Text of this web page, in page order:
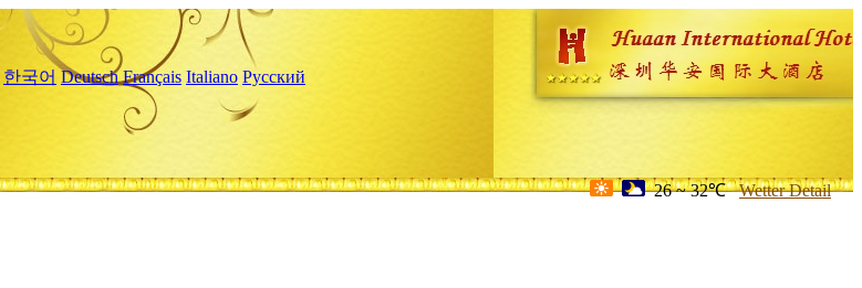
한국어 Deutsch Français Italiano Русский
26 ~ 32℃ Wetter Detail